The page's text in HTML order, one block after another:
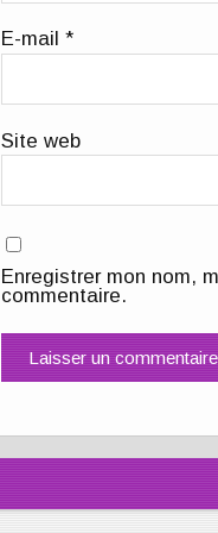
E-mail*
Site web
Enregistrer mon nom,
commentaire.